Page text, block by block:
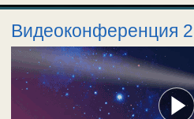
Видеоконференция